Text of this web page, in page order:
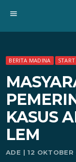
menu
BERITA MADINA
KASUS
LEM
ADE | 12 OKTOBER